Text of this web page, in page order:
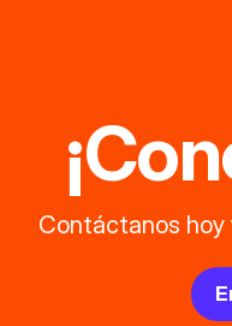
Contáctanos hoy